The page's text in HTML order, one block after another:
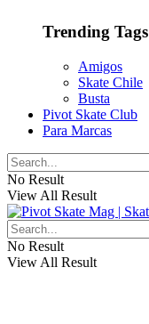
Trending Tags
Amigos
Skate Chile
Busta
Pivot Skate Club
Para Marcas
No Result
View All Result
No Result
View All Result